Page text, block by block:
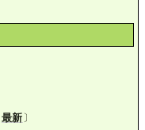
最新 〕